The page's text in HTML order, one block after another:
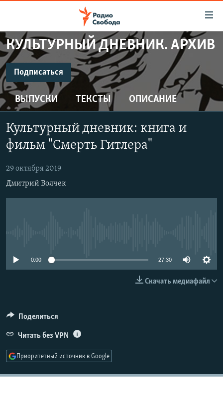
упрощенного
доступа
Вернуться
к
основному
содержанию
Вернутся
главной
Вернутся
поиску
ПРОГРАММЫ
ПОДКАСТЫ
АВТОРСКИЕ ПРОЕКТЫ
ЦИТАТЫ СВОБОДЫ
МНЕНИЯ
КУЛЬТУРА
КАВКАЗ.РЕАЛИИ
СЕВЕР.РЕАЛИИ
КУЛЬТУРНЫЙ ДНЕВНИК. АРХИВ
Подписаться
ПОДПИСАТЬСЯ
Подписаться
ВЫПУСКИ ТЕКСТЫ ОПИСАНИЕ
Культурный дневник: книга и
фильм "Смерть Гитлера"
29 октября 2019
Дмитрий Волчек
0:00 27:30
Скачать медиафайл
Поделиться
Читать без VPN
Приоритетный источник в Google